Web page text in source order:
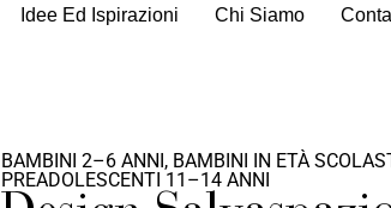
Idee Ed Ispirazioni Chi Siamo
BAMBINI 2–6 ANNI, BAMBINI IN ETÀ
PREADOLESCENTI 11–14 ANNI